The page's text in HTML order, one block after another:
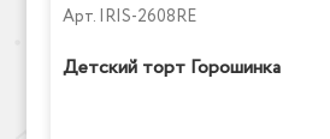
Арт. IRIS-2608RE
Детский торт Горошинка